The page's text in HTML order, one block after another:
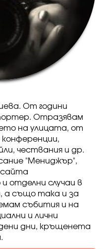
От години
Отразявам
на улицата, от
чествания и др.
"Мениджър",
сайта
отделни случаи в
а също така и за
събития и на
и лични
дни, кръщенета